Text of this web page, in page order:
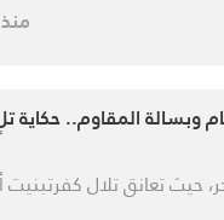
المقاوم.. حكاية
حيث تعانق تلال